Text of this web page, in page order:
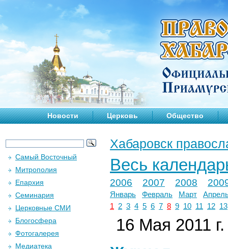
Новости Церковь Общество
Хабаровск
Весь
2006 2007 2008
Январь Февраль Март
1
2 3 4 5 6 7 8 9 10 11 12 13
16 Мая 2011 г.
Самый Восточный
Митрополия
Епархия
Семинария
Церковные СМИ
Блогосфера
Фотогалерея
Медиатека